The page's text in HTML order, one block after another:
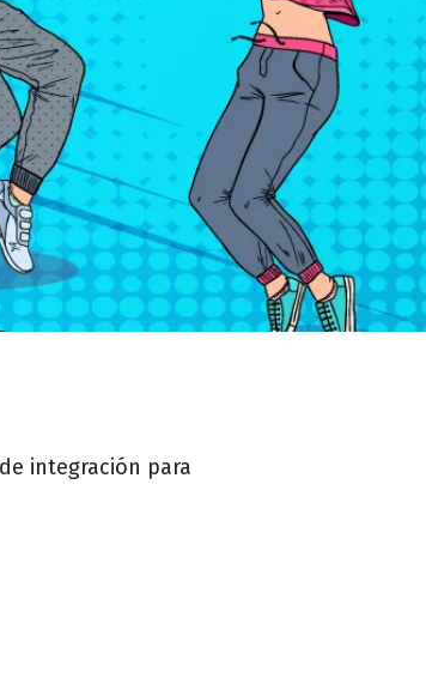
integración para